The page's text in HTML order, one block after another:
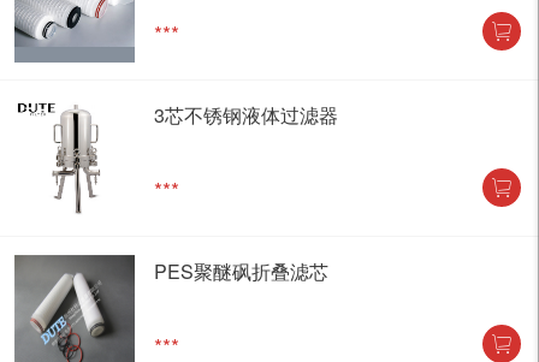
***
3芯不锈钢液体过滤器
***
PES聚醚砜折叠滤芯
***